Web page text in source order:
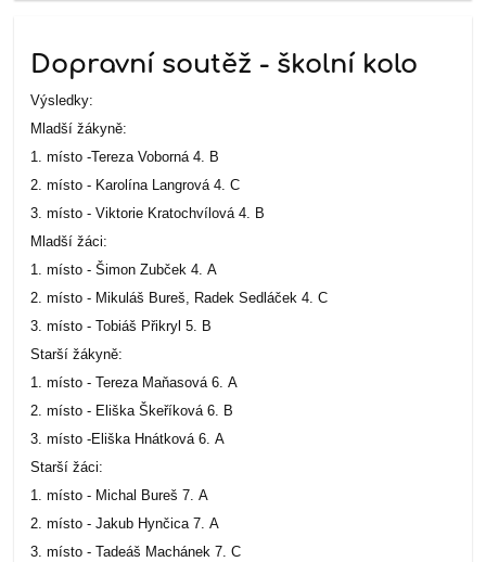
Dopravní soutěž - školní kolo
Výsledky:
Mladší žákyně:
1. místo -Tereza Voborná 4. B
2. místo - Karolína Langrová 4. C
3. místo - Viktorie Kratochvílová 4. B
Mladší žáci:
1. místo - Šimon Zubček 4. A
2. místo - Mikuláš Bureš, Radek Sedláček 4. C
3. místo - Tobiáš Přikryl 5. B
Starší žákyně:
1. místo - Tereza Maňasová 6. A
2. místo - Eliška Škeříková 6. B
3. místo -Eliška Hnátková 6. A
Starší žáci:
1. místo - Michal Bureš 7. A
2. místo - Jakub Hynčica 7. A
3. místo - Tadeáš Machánek 7. C